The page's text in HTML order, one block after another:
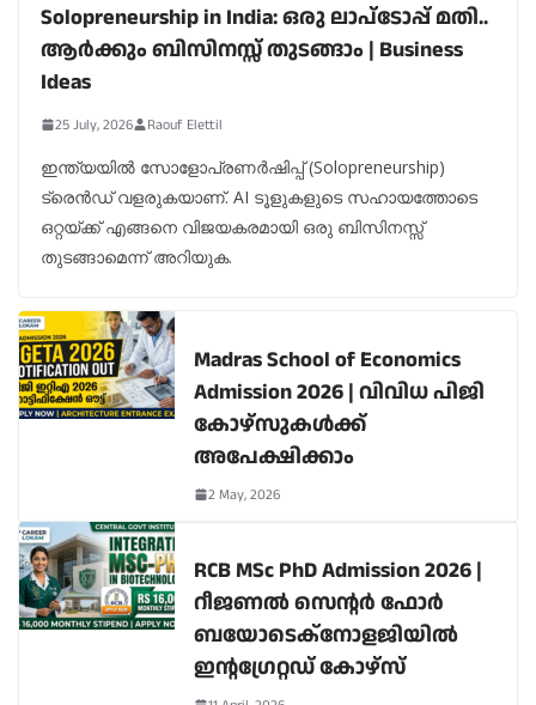
Solopreneurship in India: ഒരു ലാപ്ടോപ്പ് മതി..
ആർക്കും ബിസിനസ്സ് തുടങ്ങാം | Business
Ideas
25 July, 2026 Raouf Elettil
ഇന്ത്യയിൽ സോളോപ്രണർഷിപ്പ് (Solopreneurship)
ട്രെൻഡ് വളരുകയാണ്. AI ടൂളുകളുടെ സഹായത്തോടെ
ഒറ്റയ്ക്ക് എങ്ങനെ വിജയകരമായി ഒരു ബിസിനസ്സ്
തുടങ്ങാമെന്ന് അറിയുക.
Madras School of Economics
Admission 2026 | വിവിധ പിജി
കോഴ്‌സുകൾക്ക്
അപേക്ഷിക്കാം
2 May, 2026
RCB MSc PhD Admission 2026 |
റീജണൽ സെന്റർ ഫോർ
ബയോടെക്നോളജിയിൽ
ഇന്റഗ്രേറ്റഡ് കോഴ്സ്